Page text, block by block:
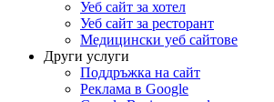
Уеб сайт за хотел
Уеб сайт за ресторант
Медицински уеб сайтове
Други услуги
Поддръжка на сайт
Реклама в Google